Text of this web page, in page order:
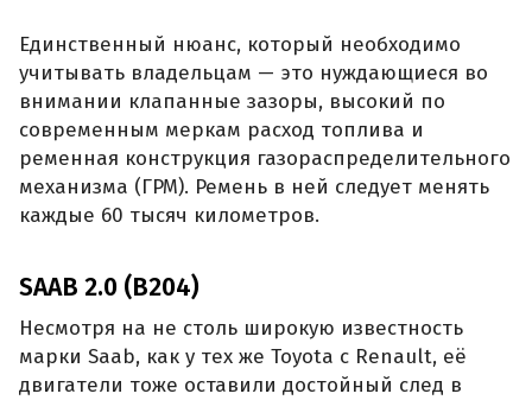
Единственный нюанс, который необходимо
учитывать владельцам — это нуждающиеся во
внимании клапанные зазоры, высокий по
современным меркам расход топлива и
ременная конструкция газораспределительного
механизма (ГРМ). Ремень в ней следует менять
каждые 60 тысяч километров.
SAAB 2.0 (B204)
Несмотря на не столь широкую известность
марки Saab, как у тех же Toyota с Renault, её
двигатели тоже оставили достойный след в